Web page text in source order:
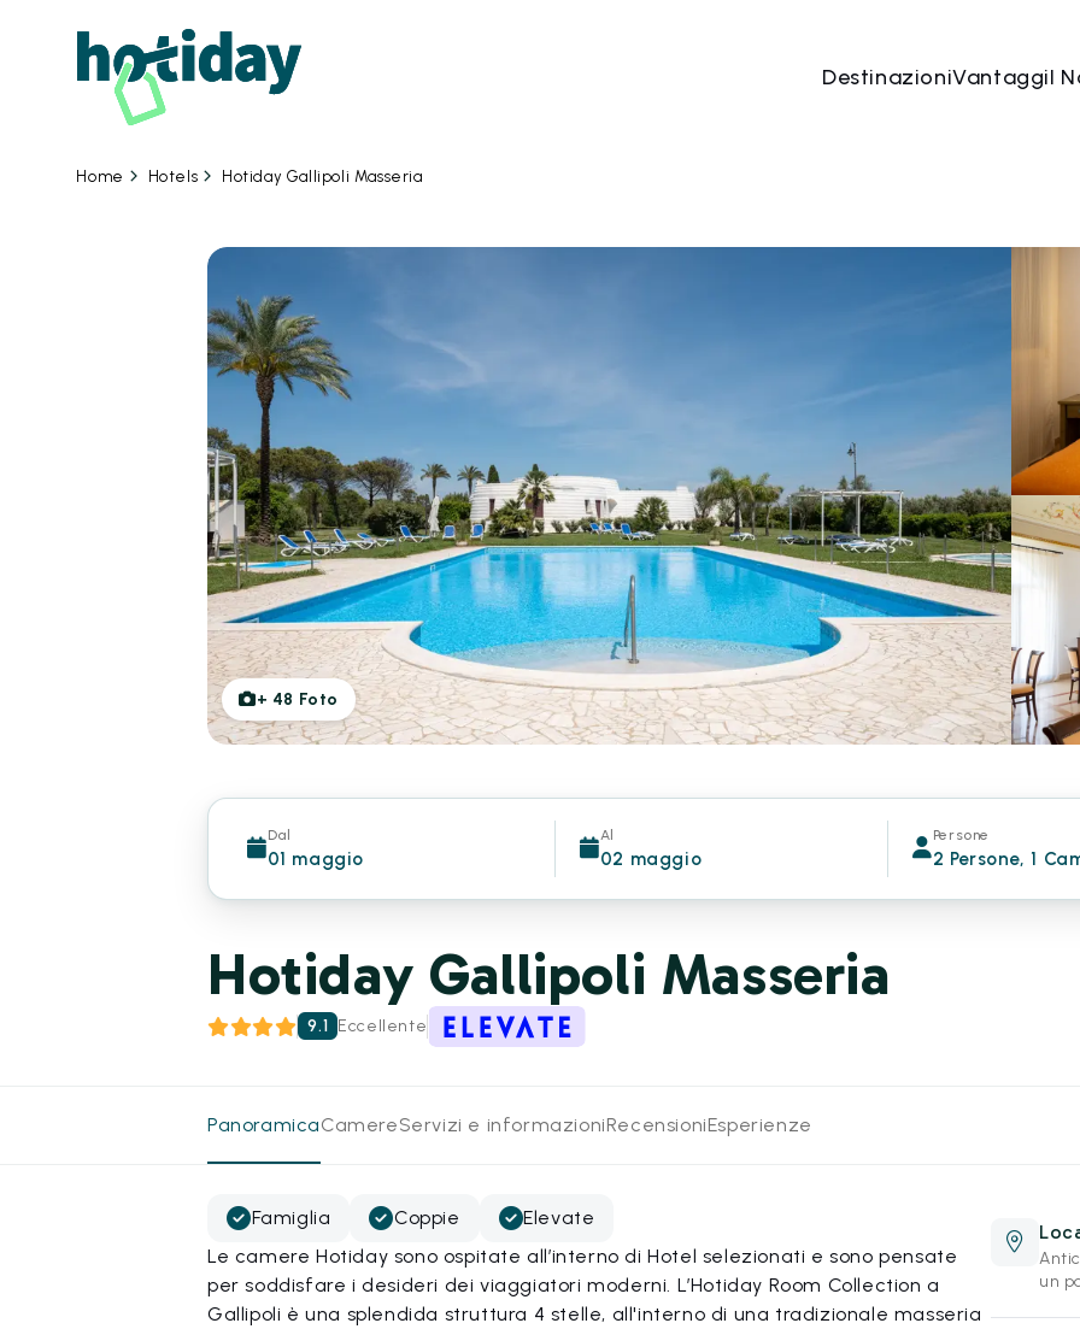
DestinazioniVantaggiI
Home Hotels Hotiday Gallipoli Masseria
+ 48 Foto
Dal
01 maggio
Al
02 maggio
Persone
2 Persone, 1
Hotiday Gallipoli Masseria
9.1 Eccellente
PanoramicaCamereServizi e informazioniRecensioniEsperienze
Famiglia Coppie
Elevate
Le camere Hotiday sono ospitate all’interno di Hotel selezionati e sono pensate
per soddisfare i desideri dei viaggiatori moderni. L’Hotiday Room Collection a
Gallipoli è una splendida struttura 4 stelle, all'interno di una tradizionale masseria
un